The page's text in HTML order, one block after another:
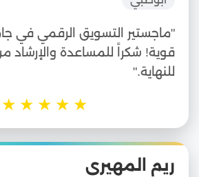
"ماجستير التسويق الرقمي في
قوية! شكراً للمساعدة والإرشاد
للنهاية."
★
★
★
★
★
ريم المهيري